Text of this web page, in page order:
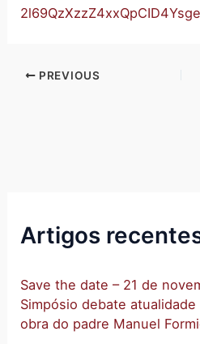
PREVIOUS
Artigos
Save the date – 21 de
Simpósio debate
obra do padre Manuel